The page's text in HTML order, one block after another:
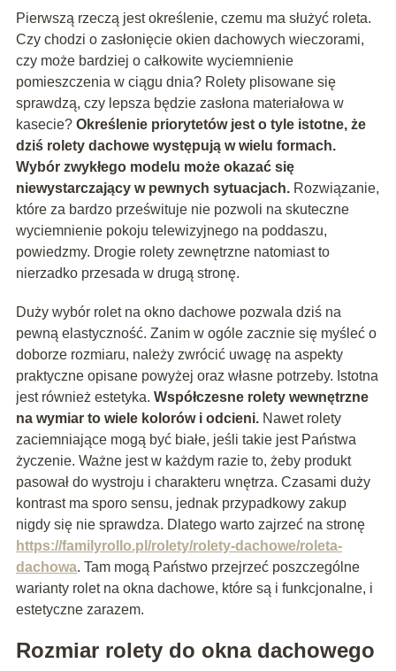
Pierwszą rzeczą jest określenie, czemu ma służyć roleta.
Czy chodzi o zasłonięcie okien dachowych wieczorami,
czy może bardziej o całkowite wyciemnienie
pomieszczenia w ciągu dnia? Rolety plisowane się
sprawdzą, czy lepsza będzie zasłona materiałowa w
kasecie? Określenie priorytetów jest o tyle istotne, że
dziś rolety dachowe występują w wielu formach.
Wybór zwykłego modelu może okazać się
niewystarczający w pewnych sytuacjach.Rozwiązanie,
które za bardzo prześwituje nie pozwoli na skuteczne
wyciemnienie pokoju telewizyjnego na poddaszu,
powiedzmy. Drogie rolety zewnętrzne natomiast to
nierzadko przesada w drugą stronę.
Duży wybór rolet na okno dachowe pozwala dziś na
pewną elastyczność. Zanim w ogóle zacznie się myśleć o
doborze rozmiaru, należy zwrócić uwagę na aspekty
praktyczne opisane powyżej oraz własne potrzeby. Istotna
jest również estetyka. Współczesne rolety wewnętrzne
na wymiar to wiele kolorów i odcieni.Nawet rolety
zaciemniające mogą być białe, jeśli takie jest Państwa
życzenie. Ważne jest w każdym razie to, żeby produkt
pasował do wystroju i charakteru wnętrza. Czasami duży
kontrast ma sporo sensu, jednak przypadkowy zakup
nigdy się nie sprawdza. Dlatego warto zajrzeć na stronę
https://familyrollo.pl/rolety/rolety-dachowe/roleta-
dachowa. Tam mogą Państwo przejrzeć poszczególne
warianty rolet na okna dachowe, które są i funkcjonalne, i
estetyczne zarazem.
Rozmiar rolety do okna dachowego